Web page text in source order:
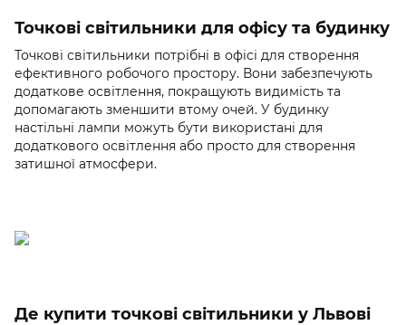
Точкові світильники для офісу та будинку
Точкові світильники потрібні в офісі для створення
ефективного робочого простору. Вони забезпечують
додаткове освітлення, покращують видимість та
допомагають зменшити втому очей. У будинку
настільні лампи можуть бути використані для
додаткового освітлення або просто для створення
затишної атмосфери.
Де купити точкові світильники у Львові